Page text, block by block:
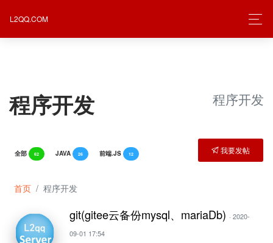
L2QQ.COM
程序开发 程序开发
我要发帖
全部 62 JAVA 26 前端.JS 12
首页 程序开发
git(gitee云备份mysql、mariaDb) · 2020-
09-01 17:54